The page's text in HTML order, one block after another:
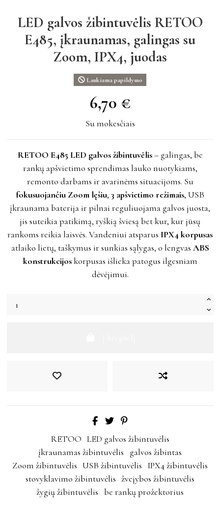
LED galvos žibintuvėlis RETOO
E485, įkraunamas, galingas su
Zoom, IPX4, juodas
Laukiama papildymo
6,70 €
6,70 €
Su mokesčiais
RETOO E485 LED galvos žibintuvėlis– galingas, be
rankų apšvietimo sprendimas lauko nuotykiams,
remonto darbams ir avarinėms situacijoms. Su
fokusuojančiu Zoom lęšiu, 3 apšvietimo režimais, USB
įkraunama baterija ir pilnai reguliuojama galvos juosta,
jis suteikia patikimą, ryškią šviesą bet kur, kur jūsų
rankoms reikia laisvės. Vandeniui atsparus IPX4 korpusas
atlaiko lietų, taškymus ir sunkias sąlygas, o lengvas ABS
konstrukcijoskorpusas išlieka patogus ilgesniam
dėvėjimui.
RETOO LED galvos žibintuvėlis
įkraunamas žibintuvėlis
galvos žibintas
Zoom žibintuvėlis USB žibintuvėlis IPX4 žibintuvėlis
stovyklavimo žibintuvėlis žvejybos žibintuvėlis
žygių žibintuvėlis be rankų prožektorius